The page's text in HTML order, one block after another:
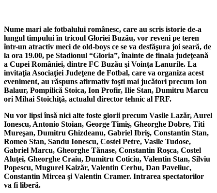
Nume mari ale fotbalului românesc, care au scris istorie de-a
lungul timpului în tricoul Gloriei Buzău, vor reveni pe teren
într-un atractiv meci de old-boys ce se va desfăşura joi seară, de
la ora 19.00, pe Stadionul “Gloria”, înainte de finala judeţeană
a Cupei României, dintre FC Buzău şi Voinţa Lanurile. La
invitaţia Asociaţiei Judeţene de Fotbal, care va organiza acest
eveniment, au răspuns afirmativ foşti mai jucători precum Ion
Balaur, Pompilică Stoica, Ion Profir, Ilie Stan, Dumitru Marcu
ori Mihai Stoichiţă, actualul director tehnic al FRF.
Nu vor lipsi însă nici alte foste glorii precum Vasile Lazăr, Aurel
Ionescu, Antonio Stoian, George Timiş, Gheorghe Dobre, Titi
Mureşan, Dumitru Ghizdeanu, Gabriel Ibriş, Constantin Stan,
Romeo Stan, Sandu Ionescu, Costel Petre, Vasile Tudose,
Gabriel Marcu, Gheorghe Tănase, Constantin Roşca, Costel
Aluţei, Gheorghe Craiu, Dumitru Coticiu, Valentin Stan, Silviu
Popescu, Mugurel Kaizăr, Valentin Cerbu, Dan Paveliuc,
Constantin Mircea şi Valentin Cramer. Intrarea spectatorilor
va fi liberă.